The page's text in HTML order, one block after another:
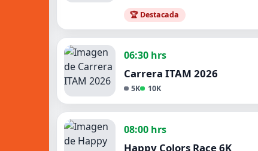
🏆 Destacada
06:30 hrs
Carrera ITAM 2026
5K 10K
08:00 hrs
Happy Colors Race 6K